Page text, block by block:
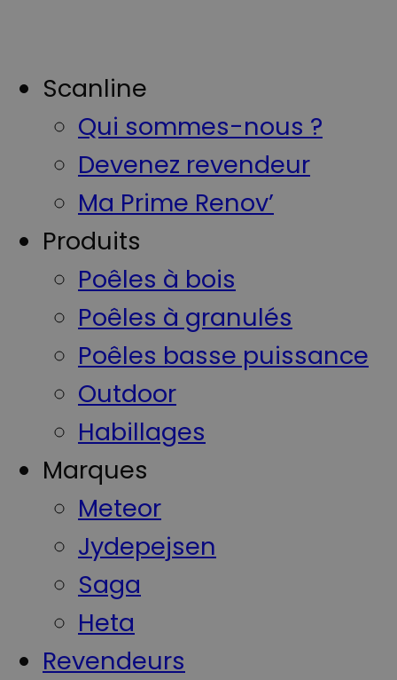
Scanline
Qui sommes-nous ?
Devenez revendeur
Ma Prime Renov’
Produits
Poêles à bois
Poêles à granulés
Poêles basse puissance
Outdoor
Habillages
Marques
Meteor
Jydepejsen
Saga
Heta
Revendeurs